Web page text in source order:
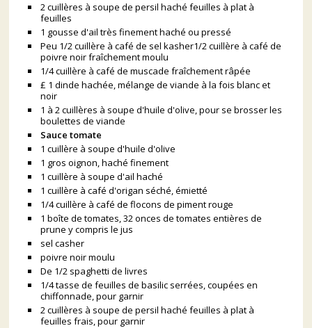
2 cuillères à soupe de persil haché feuilles à plat à
feuilles
1 gousse d'ail très finement haché ou pressé
Peu 1/2 cuillère à café de sel kasher1/2 cuillère à café de
poivre noir fraîchement moulu
1/4 cuillère à café de muscade fraîchement râpée
£ 1 dinde hachée, mélange de viande à la fois blanc et
noir
1 à 2 cuillères à soupe d'huile d'olive, pour se brosser les
boulettes de viande
Sauce tomate
1 cuillère à soupe d'huile d'olive
1 gros oignon, haché finement
1 cuillère à soupe d'ail haché
1 cuillère à café d'origan séché, émietté
1/4 cuillère à café de flocons de piment rouge
1 boîte de tomates, 32 onces de tomates entières de
prune y compris le jus
sel casher
poivre noir moulu
De 1/2 spaghetti de livres
1/4 tasse de feuilles de basilic serrées, coupées en
chiffonnade, pour garnir
2 cuillères à soupe de persil haché feuilles à plat à
feuilles frais, pour garnir